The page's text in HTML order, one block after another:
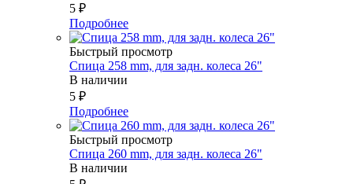
5 ₽
Подробнее
Быстрый просмотр
Спица 258 mm, для задн. колеса 26"
В наличии
5 ₽
Подробнее
Быстрый просмотр
Спица 260 mm, для задн. колеса 26"
В наличии